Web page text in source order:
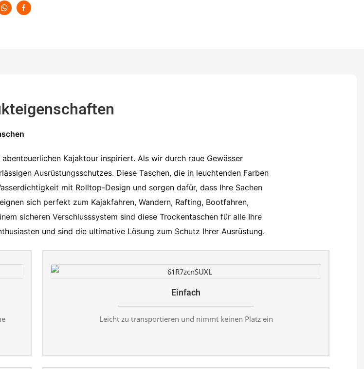
Kajaktour inspiriert. Als wir durch raue Gewässer
Ausrüstungsschutzes. Diese Taschen, die in leuchtenden Farben
mit Rolltop-Design und sorgen dafür, dass Ihre Sachen
sich perfekt zum Kajakfahren, Wandern, Rafting, Bootfahren,
sicheren Verschlusssystem sind diese Trockentaschen für alle Ihre
und sind die ultimative Lösung zum Schutz Ihrer Ausrüstung.
Einfach
Leicht zu transportieren und nimmt keinen Platz ein